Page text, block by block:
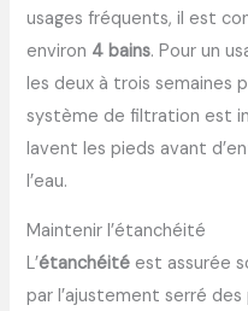
usages fréquents, il est
environ 4 bains. Pour un
les deux à trois semaines
système de filtration est
lavent les pieds avant
l’eau.
Maintenir l’étanchéité
L’étanchéité est assurée
par l’ajustement serré